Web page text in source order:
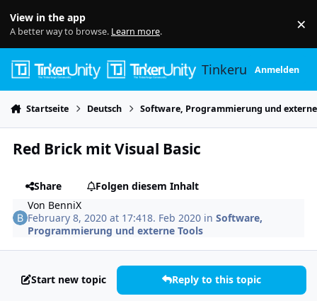
View in the app
A better way to browse. Learn more. ×
TinkerunityAnmelden
Startseite Deutsch Software, Programmierung und
Red Brick mit Visual Basic
Share
Folgen diesem Inhalt
Von BenniX
February 8, 2020 at 17:418. Feb 2020 inSoftware,
Programmierung und externe Tools
Start new topic Reply to this topic